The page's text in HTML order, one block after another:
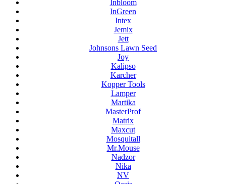
Inbloom
InGreen
Intex
Jemix
Jett
Johnsons Lawn Seed
Joy
Kalipso
Karcher
Kopper Tools
Lamper
Martika
MasterProf
Matrix
Maxcut
Mosquitall
Mr.Mouse
Nadzor
Nika
NV